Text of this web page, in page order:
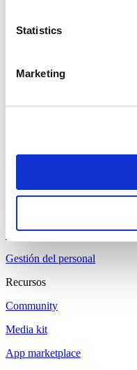
use of their services.
Statistics
Marketing
Hardware
Kitchen Display
Control de inventarios
Gestión del personal
Recursos
Community
Media kit
App marketplace